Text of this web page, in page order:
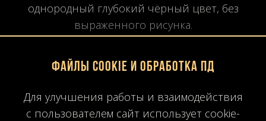
однородный глубокий чёрный цвет, без
выраженного рисунка.
Nero Assoluto (Африка)— плотный, почти
пористостью.
Файлы Cookie и обработка ПД
Для улучшения работы и взаимодействия
с пользователем сайт использует cookie-